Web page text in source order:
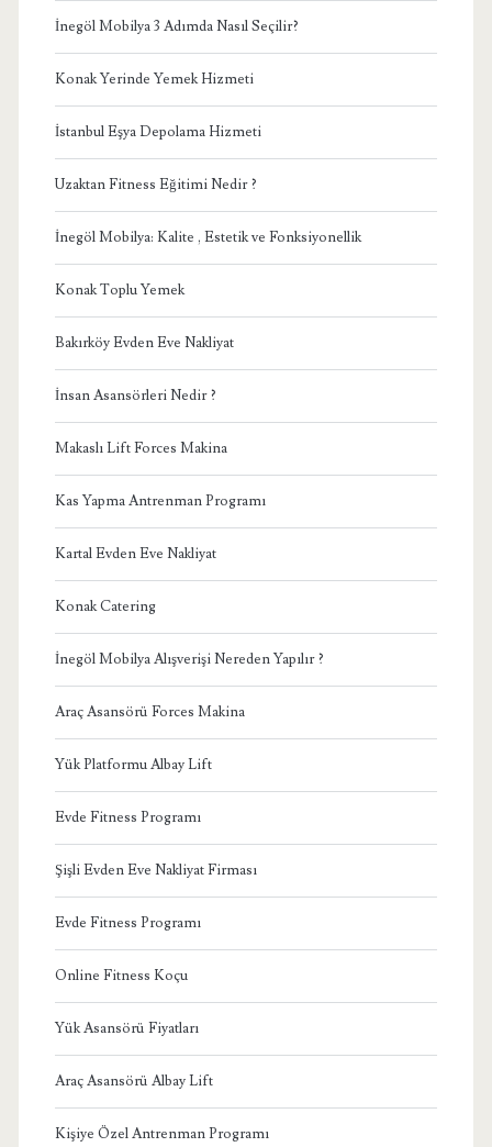
İnegöl Mobilya 3 Adımda Nasıl Seçilir?
Konak Yerinde Yemek Hizmeti
İstanbul Eşya Depolama Hizmeti
Uzaktan Fitness Eğitimi Nedir ?
İnegöl Mobilya: Kalite , Estetik ve Fonksiyonellik
Konak Toplu Yemek
Bakırköy Evden Eve Nakliyat
İnsan Asansörleri Nedir ?
Makaslı Lift Forces Makina
Kas Yapma Antrenman Programı
Kartal Evden Eve Nakliyat
Konak Catering
İnegöl Mobilya Alışverişi Nereden Yapılır ?
Araç Asansörü Forces Makina
Yük Platformu Albay Lift
Evde Fitness Programı
Şişli Evden Eve Nakliyat Firması
Evde Fitness Programı
Online Fitness Koçu
Yük Asansörü Fiyatları
Araç Asansörü Albay Lift
Kişiye Özel Antrenman Programı